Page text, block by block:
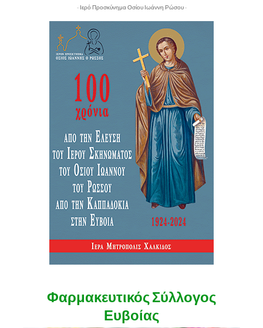
- Ιερό Προσκύνημα Οσίου Ιωάννη Ρώσου -
Φαρμακευτικός Σύλλογος
Ευβοίας